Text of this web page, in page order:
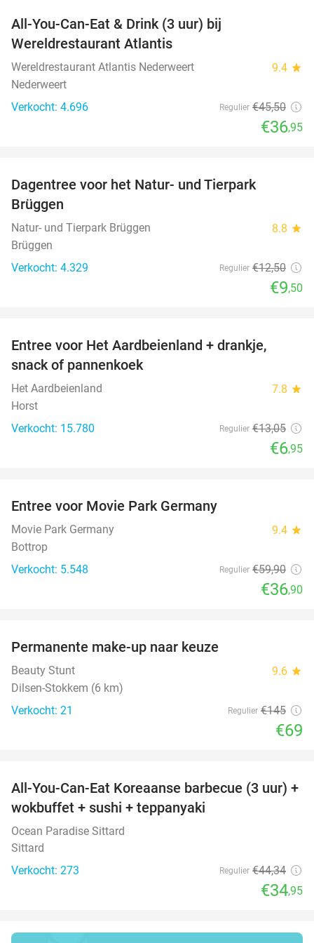
All-You-Can-Eat & Drink (3 uur) bij
Wereldrestaurant Atlantis
Wereldrestaurant Atlantis Nederweert 9.4 star
Nederweert
Verkocht: 4.696
Regulier €45,50
€36,95
Dagentree voor het Natur- und Tierpark
Brüggen
Natur- und Tierpark Brüggen 8.8 star
Brüggen
Verkocht: 4.329
Regulier €12,50
€9,50
Entree voor Het Aardbeienland + drankje,
snack of pannenkoek
Het Aardbeienland 7.8 star
Horst
Verkocht: 15.780
Regulier €13,05
€6,95
Entree voor Movie Park Germany
Movie Park Germany 9.4 star
Bottrop
Verkocht: 5.548
Regulier €59,90
€36,90
Permanente make-up naar keuze
Beauty Stunt 9.6 star
Dilsen-Stokkem (6 km)
Verkocht: 21
Regulier €145
€69
21%
All-You-Can-Eat Koreaanse barbecue (3 uur) +
wokbuffet + sushi + teppanyaki
Ocean Paradise Sittard
Sittard
Verkocht: 273
Regulier €44,34
€34,95